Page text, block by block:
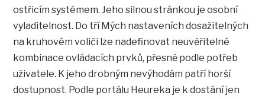
ostřicím systémem. Jeho silnou stránkou je osobní
vyladitelnost. Do tří Mých nastaveních dosažitelných
na kruhovém voliči lze nadefinovat neuvěřitelné
kombinace ovládacích prvků, přesně podle potřeb
uživatele. K jeho drobným nevýhodám patří horší
dostupnost. Podle portálu Heureka je k dostání jen